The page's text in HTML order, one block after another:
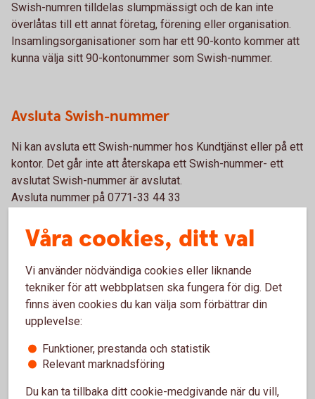
Swish-numren tilldelas slumpmässigt och de kan inte
överlåtas till ett annat företag, förening eller organisation.
Insamlingsorganisationer som har ett 90-konto kommer att
kunna välja sitt 90-kontonummer som Swish-nummer.
Avsluta Swish-nummer
Ni kan avsluta ett Swish-nummer hos Kundtjänst eller på ett
kontor. Det går inte att återskapa ett Swish-nummer- ett
avslutat Swish-nummer är avslutat.
Avsluta nummer på 0771-33 44 33
Swish Företag – vanliga frågor och
svar
Kom igång
Var kan vi beställa Swish Företag?
Våra cookies, ditt val
Vi använder nödvändiga cookies eller liknande
tekniker för att webbplatsen ska fungera för dig. Det
finns även cookies du kan välja som förbättrar din
upplevelse:
Funktioner, prestanda och statistik
Relevant marknadsföring
Du kan ta tillbaka ditt cookie-medgivande när du vill,